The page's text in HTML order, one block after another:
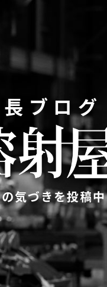
ブログ
気づきを投稿中